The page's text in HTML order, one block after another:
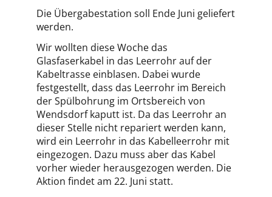
Die Übergabestation soll Ende Juni geliefert
werden.
Wir wollten diese Woche das
Glasfaserkabel in das Leerrohr auf der
Kabeltrasse einblasen. Dabei wurde
festgestellt, dass das Leerrohr im Bereich
der Spülbohrung im Ortsbereich von
Wendsdorf kaputt ist. Da das Leerrohr an
dieser Stelle nicht repariert werden kann,
wird ein Leerrohr in das Kabelleerrohr mit
eingezogen. Dazu muss aber das Kabel
vorher wieder herausgezogen werden. Die
Aktion findet am 22. Juni statt.